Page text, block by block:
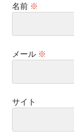
名前 ※
メール ※
サイト